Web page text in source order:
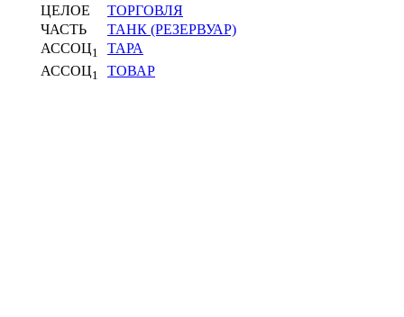
ЦЕЛОЕ
ТОРГОВЛЯ
ЧАСТЬ
ТАНК (РЕЗЕРВУАР)
АССОЦ1
ТАРА
АССОЦ1 ТОВАР